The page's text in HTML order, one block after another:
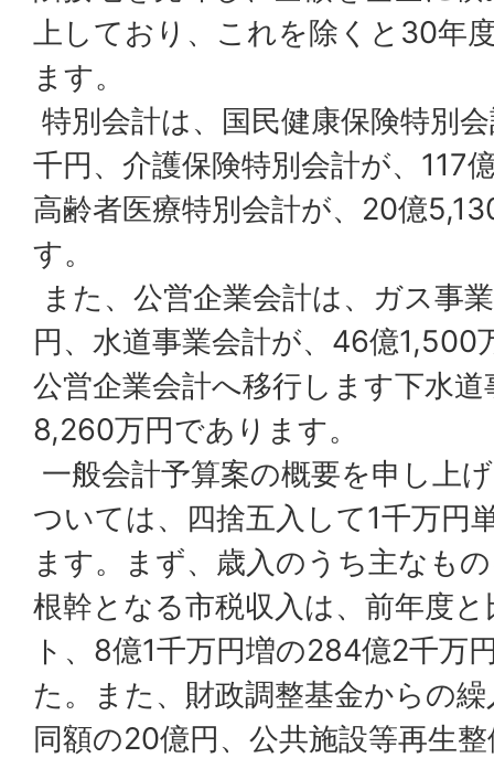
上しており、これを除くと30年
ます。
特別会計は、国民健康保険特別
千円、介護保険特別会計が、117
高齢者医療特別会計が、20億
す。
また、公営企業会計は、ガス事
円、水道事業会計が、46億1,500
公営企業会計へ移行します下水
8,260万円であります。
一般会計予算案の概要を申し上
ついては、四捨五入して1千万円
ます。まず、歳入のうち主なも
根幹となる市税収入は、前年度
ト、8億1千万円増の284億2千万
た。また、財政調整基金からの
同額の20億円、公共施設等再生